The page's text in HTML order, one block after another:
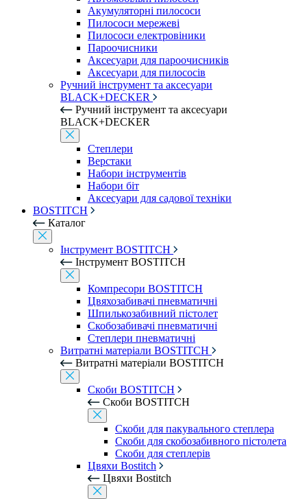
Акумуляторні пилососи
Пилососи мережеві
Пилососи електровіники
Пароочисники
Аксесуари для пароочисників
Аксесуари для пилососів
Ручний інструмент та аксесуари
BLACK+DECKER
Ручний інструмент та аксесуари
BLACK+DECKER
Степлери
Верстаки
Набори інструментів
Набори біт
Аксесуари для садової техніки
BOSTITCH
Каталог
Інструмент BOSTITCH
Інструмент BOSTITCH
Компресори BOSTITCH
Цвяхозабивачі пневматичні
Шпилькозабивний пістолет
Скобозабивачі пневматичні
Степлери пневматичні
Витратні матеріали BOSTITCH
Витратні матеріали BOSTITCH
Скоби BOSTITCH
Скоби BOSTITCH
Скоби для пакувального степлера
Скоби для скобозабивного пістолета
Скоби для степлерів
Цвяхи Bostitch
Цвяхи Bostitch